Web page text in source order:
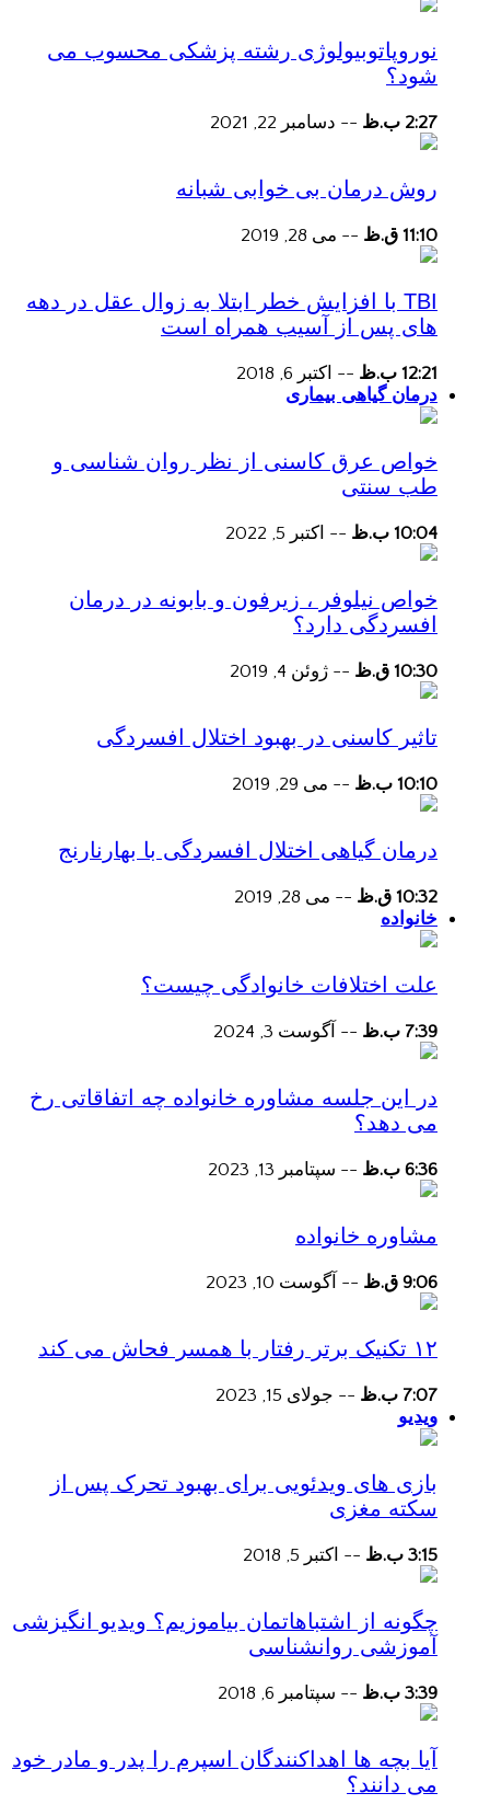
نوروپاتوبیولوژی رشته پزشکی محسوب می
شود؟
2:27 ب.ظ -- دسامبر 22, 2021
روش درمان بی خوابی شبانه
11:10 ق.ظ -- می 28, 2019
TBI با افزایش خطر ابتلا به زوال عقل در دهه
های پس از آسیب همراه است
12:21 ب.ظ -- اکتبر 6, 2018
درمان گیاهی بیماری
خواص عرق کاسنی از نظر روان شناسی و
طب سنتی
10:04 ب.ظ -- اکتبر 5, 2022
خواص نیلوفر ، زیرفون و بابونه در درمان
افسردگی دارد؟
10:30 ق.ظ -- ژوئن 4, 2019
تاثیر کاسنی در بهبود اختلال افسردگی
10:10 ب.ظ -- می 29, 2019
درمان گیاهی اختلال افسردگی با بهارنارنج
10:32 ق.ظ -- می 28, 2019
خانواده
علت اختلافات خانوادگی چیست؟
7:39 ب.ظ -- آگوست 3, 2024
در این جلسه مشاوره خانواده چه اتفاقاتی رخ
می دهد؟
6:36 ب.ظ -- سپتامبر 13, 2023
مشاوره خانواده
9:06 ق.ظ -- آگوست 10, 2023
۱۲ تکنیک برتر رفتار با همسر فحاش می کند
7:07 ب.ظ -- جولای 15, 2023
ویدیو
بازی های ویدئویی برای بهبود تحرک پس از
سکته مغزی
3:15 ب.ظ -- اکتبر 5, 2018
چگونه از اشتباهاتمان بیاموزیم؟ ویدیو انگیزشی
آموزشی روانشناسی
3:39 ب.ظ -- سپتامبر 6, 2018
آیا بچه ها اهداکنندگان اسپرم را پدر و مادر خود
می دانند؟